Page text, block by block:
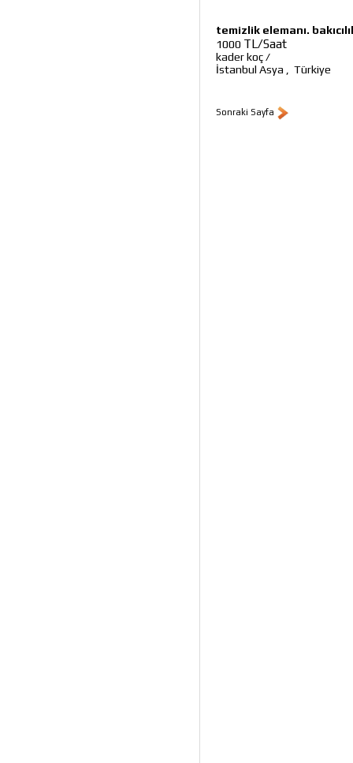
temizlik elemanı.
1000 TL/Saat
kader koç/
İstanbul Asya
Türkiye
Sonraki Sayfa